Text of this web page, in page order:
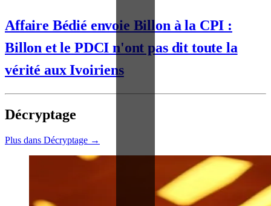
Affaire Bédié envoie Billon à la CPI :
Billon et le PDCI n'ont pas dit toute la
vérité aux Ivoiriens
Décryptage
Plus dans Décryptage →